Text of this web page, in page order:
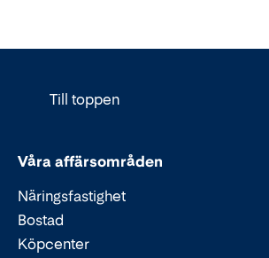
Till toppen
Våra affärsområden
Näringsfastighet
Bostad
Köpcenter